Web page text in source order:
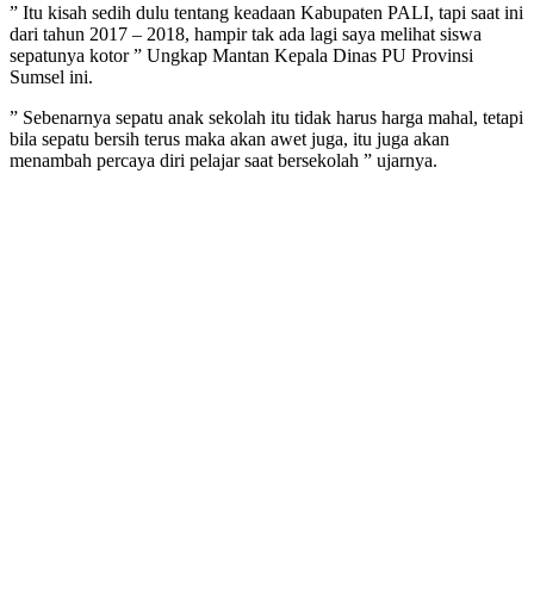
” Itu kisah sedih dulu tentang keadaan Kabupaten PALI, tapi saat ini
dari tahun 2017 – 2018, hampir tak ada lagi saya melihat siswa
sepatunya kotor ” Ungkap Mantan Kepala Dinas PU Provinsi
Sumsel ini.
” Sebenarnya sepatu anak sekolah itu tidak harus harga mahal, tetapi
bila sepatu bersih terus maka akan awet juga, itu juga akan
menambah percaya diri pelajar saat bersekolah ” ujarnya.